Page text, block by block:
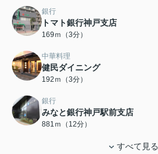
銀行
トマト銀行神戸支店
169ｍ（3分）
中華料理
健民ダイニング
192ｍ（3分）
銀行
みなと銀行神戸駅前支店
881ｍ（12分）
すべて見る